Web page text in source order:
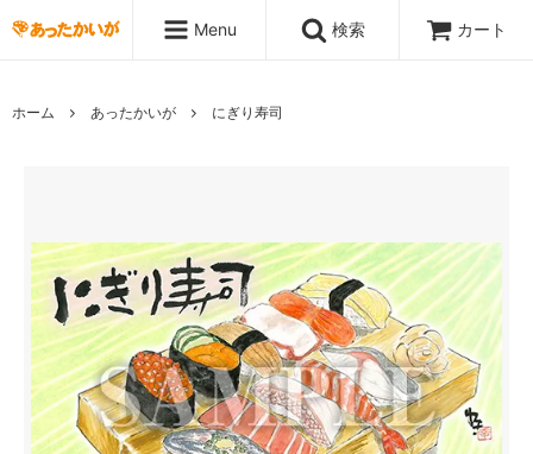
Menu 検索 カート
ホーム あったかいが にぎり寿司